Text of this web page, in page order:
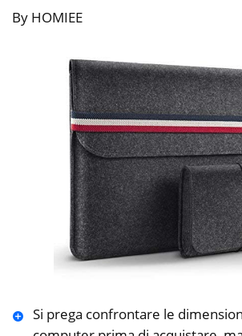
By HOMIEE
Si prega confrontare le